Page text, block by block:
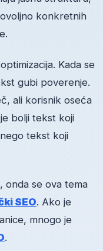
konkretnih
Kada se
gubi poverenje.
ali korisnik oseća
bolji tekst koji
tekst koji
se ova tema
SEO. Ako je
mnogo je
.